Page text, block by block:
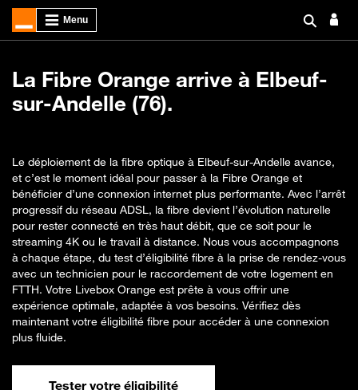
La Fibre Orange arrive à Elbeuf-
sur-Andelle (76).
Le déploiement de la fibre optique à Elbeuf-sur-Andelle avance,
et c’est le moment idéal pour passer à la Fibre Orange et
bénéficier d’une connexion internet plus performante. Avec l’arrêt
progressif du réseau ADSL, la fibre devient l’évolution naturelle
pour rester connecté en très haut débit, que ce soit pour le
streaming 4K ou le travail à distance. Nous vous accompagnons
à chaque étape, du test d’éligibilité fibre à la prise de rendez-vous
avec un technicien pour le raccordement de votre logement en
FTTH. Votre Livebox Orange est prête à vous offrir une
expérience optimale, adaptée à vos besoins. Vérifiez dès
maintenant votre éligibilité fibre pour accéder à une connexion
plus fluide.
Tester votre éligibilité